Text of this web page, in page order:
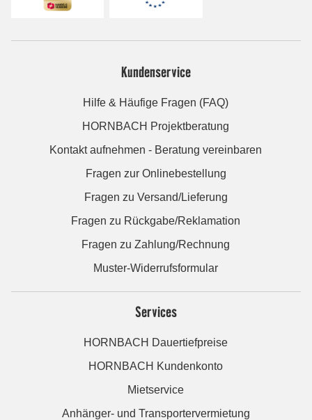
Kundenservice
Hilfe & Häufige Fragen (FAQ)
HORNBACH Projektberatung
Kontakt aufnehmen - Beratung vereinbaren
Fragen zur Onlinebestellung
Fragen zu Versand/Lieferung
Fragen zu Rückgabe/Reklamation
Fragen zu Zahlung/Rechnung
Muster-Widerrufsformular
Services
HORNBACH Dauertiefpreise
HORNBACH Kundenkonto
Mietservice
Anhänger- und Transportervermietung